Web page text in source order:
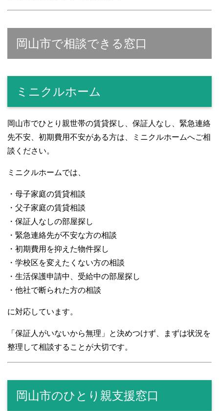
岡山市で相談できる窓口
ミニクルホーム
岡山市でひとり親世帯の賃貸探し、保証人なし、緊急連絡
先不安、初期費用不安がある方は、ミニクルホームへご相
談ください。
ミニクルホームでは、
・母子家庭の賃貸相談
・父子家庭の賃貸相談
・保証人なしの部屋探し
・緊急連絡先が不安な方の相談
・初期費用を抑えた物件探し
・学校区を変えたくない方の相談
・生活保護申請中、受給中の部屋探し
・他社で断られた方の相談
に対応しています。
「保証人がいないから無理」と決めつけず、まずは状況を
整理して相談することが大切です。
岡山市のひとり親支援窓口